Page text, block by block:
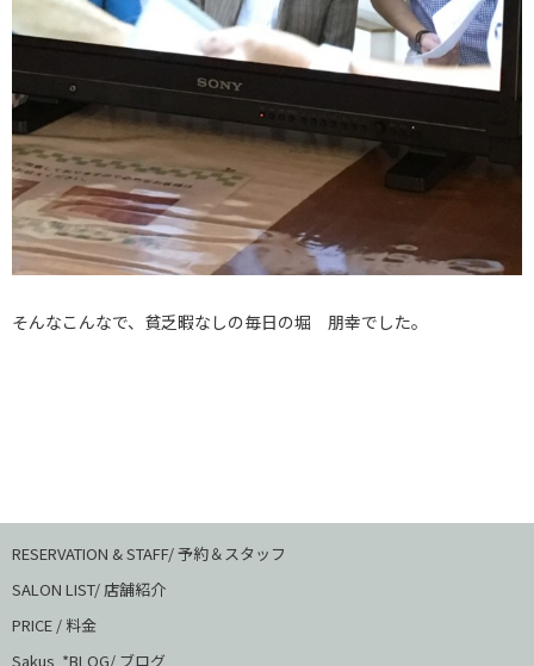
そんなこんなで、貧乏暇なしの毎日の堀 朋幸でした。
RESERVATION & STAFF/ 予約＆スタッフ
SALON LIST/ 店舗紹介
PRICE / 料金
Sakus *BLOG/ ブログ